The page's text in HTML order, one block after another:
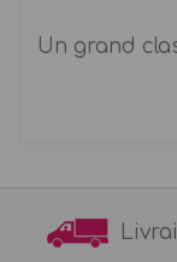
Un grand